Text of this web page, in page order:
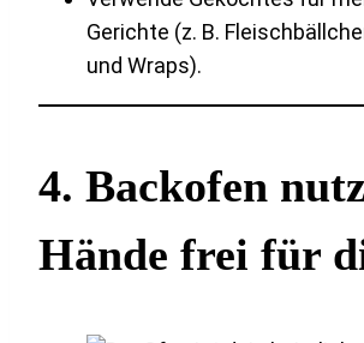
Gerichte (z. B.
und Wraps).
4. Backofen
Hände frei für